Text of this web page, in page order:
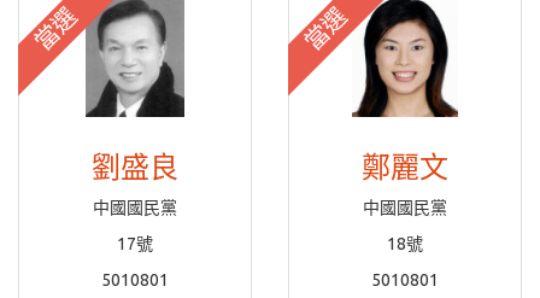
當選
劉盛良
中國國民黨
17號
5010801
當選
鄭麗文
中國國民黨
18號
5010801